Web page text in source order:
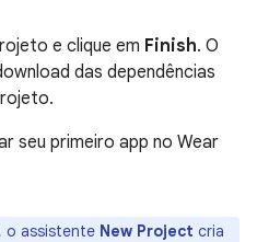
e clique em Finish. O
das dependências
seu primeiro app no Wear
o assistente New Project cria